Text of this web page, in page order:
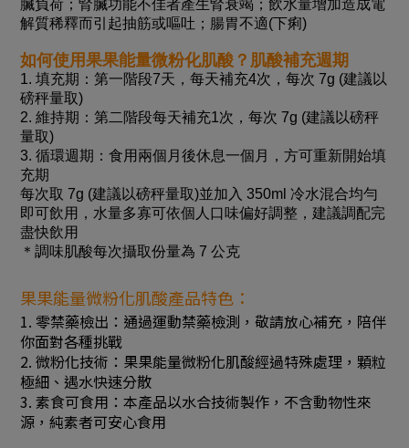
臟負荷；腎臟功能不佳者產生腎衰竭；飲水量增加造成電
解質稀釋而引起抽筋或嘔吐；腸胃不適(下痢)
如何使用果果能量微粉化肌酸？肌酸補充週期
1. 填充期：第一階段7天，每天補充4次，每次 7g (建議以
磅秤量取)
2. 維持期：第二階段每天補充1次，每次 7g (建議以磅秤
量取)
3. 循環週期：食用兩個月後休息一個月，方可重新開始填
充期
每次取 7g (建議以磅秤量取)並加入 350ml 冷水混合均勻
即可飲用，水量多寡可依個人口味偏好調整，建議調配完
盡快飲用
＊調味肌酸每次攝取份量為 7 公克
果果能量微粉化肌酸產品特色：
1. 零禁藥檢出：通過運動禁藥檢測，敬請放心補充，陪伴
你面對各種挑戰
2. 微粉化技術：果果能量微粉化肌酸經過特殊處理，顆粒
極細、遇水快速分散
3. 素食可食用：本產品以水合技術製作，不含動物性來
源，純素者可安心食用